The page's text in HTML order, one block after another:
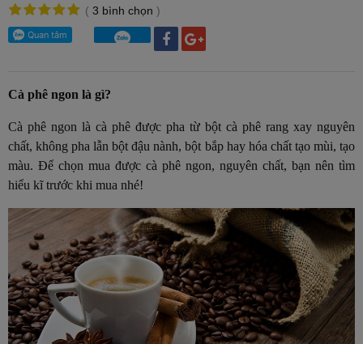
( 3 bình chọn )
Cà phê ngon là gì?
Cà phê ngon là cà phê được pha từ bột cà phê rang xay nguyên
chất, không pha lẫn bột đậu nành, bột bắp hay hóa chất tạo mùi, tạo
màu. Để chọn mua được cà phê ngon, nguyên chất, bạn nên tìm
hiểu kĩ trước khi mua nhé!